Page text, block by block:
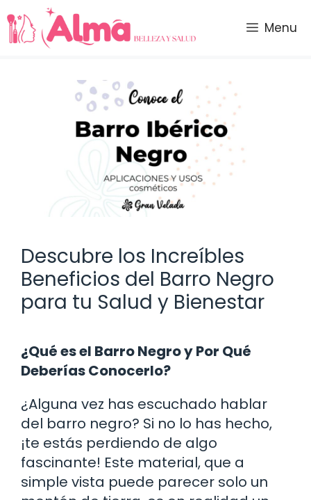
Saltar
al
contenido
Menu
Descubre los Increíbles
Beneficios del Barro Negro
para tu Salud y Bienestar
¿Qué es el Barro Negro y Por Qué
Deberías Conocerlo?
¿Alguna vez has escuchado hablar
del barro negro? Si no lo has hecho,
¡te estás perdiendo de algo
fascinante! Este material, que a
simple vista puede parecer solo un